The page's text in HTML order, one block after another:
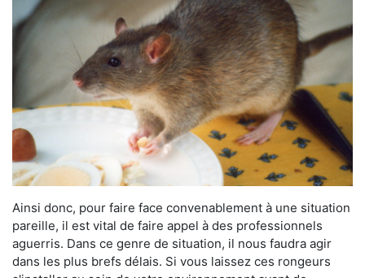
Ainsi donc, pour faire face convenablement à une situation
pareille, il est vital de faire appel à des professionnels
aguerris. Dans ce genre de situation, il nous faudra agir
dans les plus brefs délais. Si vous laissez ces rongeurs